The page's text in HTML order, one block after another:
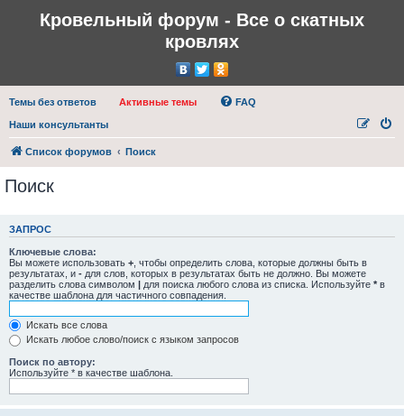
Кровельный форум - Все о скатных
кровлях
Темы без ответов Активные темы FAQ
Наши консультанты
Список форумов Поиск
Поиск
ЗАПРОС
Ключевые слова:
Вы можете использовать + , чтобы определить слова, которые должны быть в
результатах, и - для слов, которых в результатах быть не должно. Вы можете
разделить слова символом | для поиска любого слова из списка. Используйте * в
качестве шаблона для частичного совпадения.
Искать все слова
Искать любое слово/поиск с языком запросов
Поиск по автору:
Используйте * в качестве шаблона.